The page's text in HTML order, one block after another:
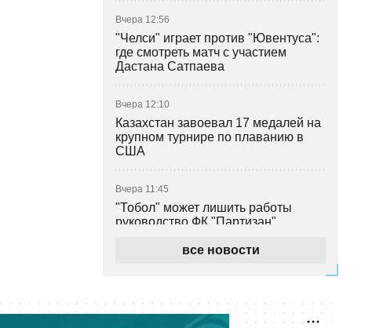
Вчера 12:56
"Челси" играет против "Ювентуса":
где смотреть матч с участием
Дастана Сатпаева
Вчера 12:10
Казахстан завоевал 17 медалей на
крупном турнире по плаванию в
США
Вчера 11:45
"Тобол" может лишить работы
руководство ФК "Партизан"
профессионалах
все новости